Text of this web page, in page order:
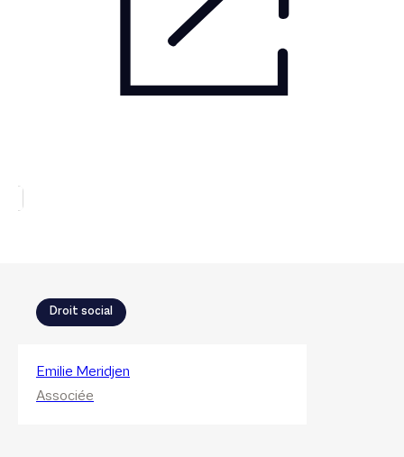
Droit social
Emilie Meridjen
Associée